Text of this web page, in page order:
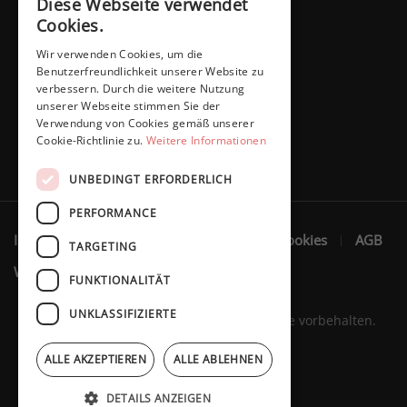
Impressum Datenschutzerklärung Cookies
AGB
Widerruf
Marita Schaffers GmbH © 2023. Alle Rechte vorbehalten.
Diese Webseite verwendet
Cookies.
Wir verwenden Cookies, um die
Benutzerfreundlichkeit unserer Website zu
verbessern. Durch die weitere Nutzung
unserer Webseite stimmen Sie der
Verwendung von Cookies gemäß unserer
Cookie-Richtlinie zu. Weitere Informationen
UNBEDINGT ERFORDERLICH
PERFORMANCE
TARGETING
FUNKTIONALITÄT
UNKLASSIFIZIERTE
ALLE AKZEPTIEREN ALLE ABLEHNEN
DETAILS ANZEIGEN